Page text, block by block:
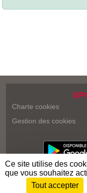
Charte cookies
Gestion des cookies
Envie de participer ?
Ce site utilise des
que vous souhaitez
Tout accepter